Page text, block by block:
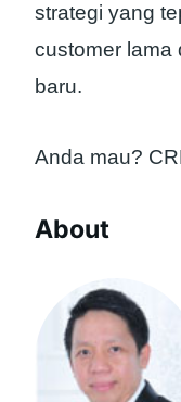
strategi yang
customer lama
baru.
Anda mau?
About